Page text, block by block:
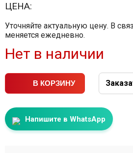
ЦЕНА:
Уточняйте актуальную цену. В
меняется ежедневно.
Нет в наличии
В КОРЗИНУ
Напишите в WhatsApp